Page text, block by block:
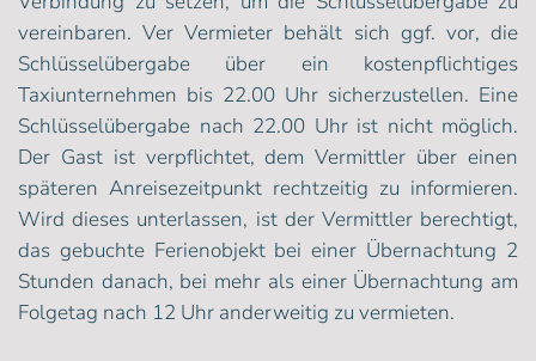
vereinbaren. Ver Vermieter behält sich ggf. vor, die
Schlüsselübergabe über ein kostenpflichtiges
Taxiunternehmen bis 22.00 Uhr sicherzustellen. Eine
Schlüsselübergabe nach 22.00 Uhr ist nicht möglich.
Der Gast ist verpflichtet, dem Vermittler über einen
späteren Anreisezeitpunkt rechtzeitig zu informieren.
Wird dieses unterlassen, ist der Vermittler berechtigt,
das gebuchte Ferienobjekt bei einer Übernachtung 2
Stunden danach, bei mehr als einer Übernachtung am
Folgetag nach 12 Uhr anderweitig zu vermieten.